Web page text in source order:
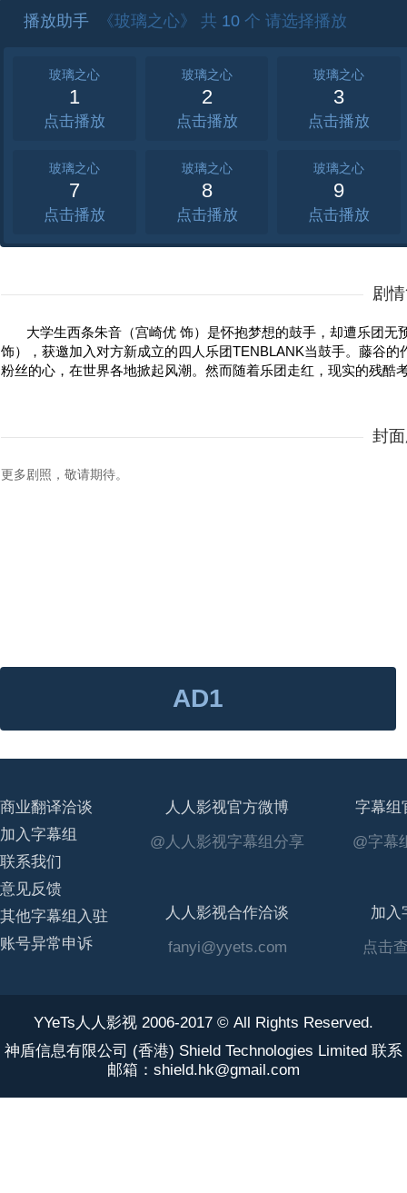
播放助手 《玻璃之心》 共 10 个 请选择播放
玻璃之心
1
点击
玻璃之心
2
点击
玻璃之心
3
点击
玻璃之心
7
点击
玻璃之心
8
点击
玻璃之心
9
点击
剧
大学生西条朱音（宫崎优 饰）是怀抱梦想的鼓手，却遭乐团
饰），获邀加入对方新成立的四人乐团TENBLANK当鼓手。藤谷
粉丝的心，在世界各地掀起风潮。然而随着乐团走红，现实的残酷
封
更多剧照，敬请期待。
AD1
商业翻译洽谈
加入字幕组
联系我们
意见反馈
其他字幕组入驻
账号异常申诉
人人影视官方微博
@人人影视字幕组分享
字幕组
@字幕
人人影视合作洽谈
fanyi@yyets.com
加入
点击
YYeTs人人影视 2006-2017 © All Rights Reserved.
神盾信息有限公司 (香港) Shield Technologies Limited 联系
邮箱：shield.hk@gmail.com